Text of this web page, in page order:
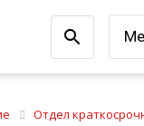
Отдел